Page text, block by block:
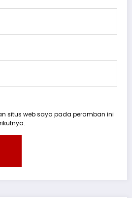
situs web saya pada peramban ini